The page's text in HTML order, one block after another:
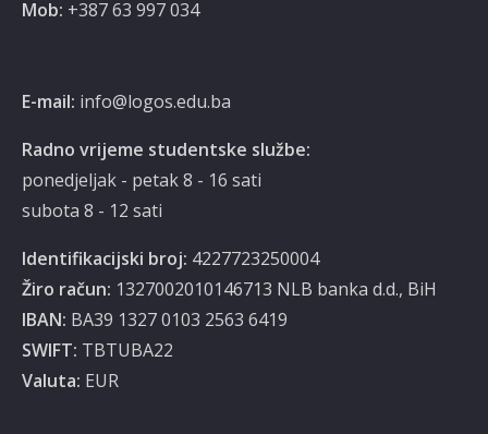
Mob: ‭‎+387 63 997 034‬
E-mail: info@logos.edu.ba
Radno vrijeme studentske službe:
ponedjeljak - petak 8 - 16 sati
subota 8 - 12 sati
Identifikacijski broj: 4227723250004
Žiro račun: 1327002010146713 NLB banka d.d., BiH
IBAN: BA39 1327 0103 2563 6419
SWIFT: TBTUBA22
Valuta: EUR